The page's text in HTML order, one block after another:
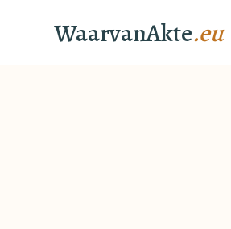
WaarvanAkte.eu